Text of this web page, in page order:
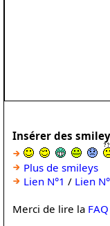
Insérer des
Plus de smileys
Lien N°1 / Lien
Merci de lire la FAQ